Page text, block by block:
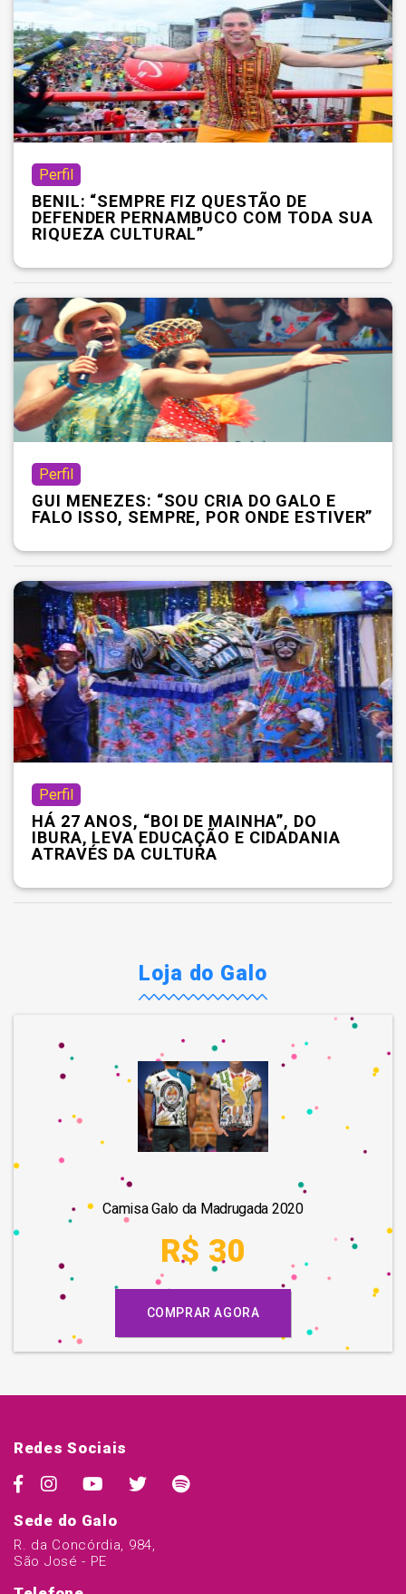
Perfil
BENIL: “SEMPRE FIZ QUESTÃO DE
DEFENDER PERNAMBUCO COM TODA SUA
RIQUEZA CULTURAL”
Perfil
GUI MENEZES: “SOU CRIA DO GALO E
FALO ISSO, SEMPRE, POR ONDE ESTIVER”
Perfil
HÁ 27 ANOS, “BOI DE MAINHA”, DO
IBURA, LEVA EDUCAÇÃO E CIDADANIA
ATRAVÉS DA CULTURA
Loja do Galo
Camisa Galo da Madrugada 2020
R$ 30
COMPRAR AGORA
Redes Sociais
Sede do Galo
R. da Concórdia, 984,
São José - PE